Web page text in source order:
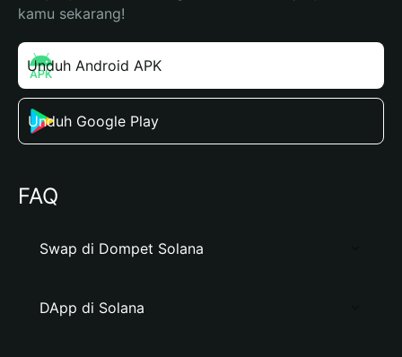
kamu sekarang!
Unduh Android APK
Unduh Google Play
FAQ
Swap di Dompet Solana
DApp di Solana